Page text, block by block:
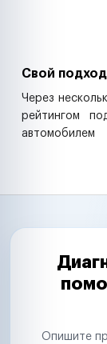
Свой
Через
рейтингом
автомобилем
Опишите